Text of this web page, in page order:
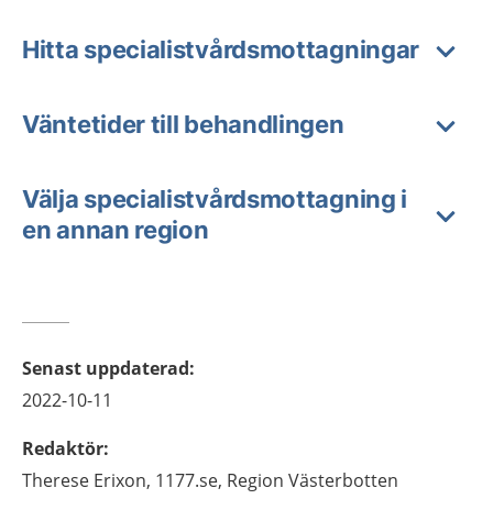
Hitta specialistvårdsmottagningar
Väntetider till behandlingen
Välja specialistvårdsmottagning i
en annan region
Senast uppdaterad:
2022-10-11
Redaktör:
Therese Erixon, 1177.se, Region Västerbotten